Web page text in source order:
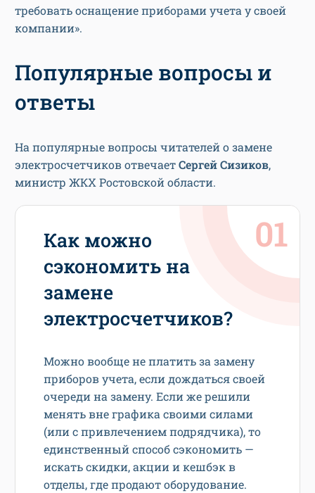
требовать оснащение приборами учета у своей
компании».
Популярные вопросы и
ответы
На популярные вопросы читателей о замене
электросчетчиков отвечаетСергей Сизиков,
министр ЖКХ Ростовской области.
Как можно
сэкономить на
замене
электросчетчиков?
Можно вообще не платить за замену
приборов учета, если дождаться своей
очереди на замену. Если же решили
менять вне графика своими силами
(или с привлечением подрядчика), то
единственный способ сэкономить —
искать скидки, акции и кешбэк в
отделы, где продают оборудование.